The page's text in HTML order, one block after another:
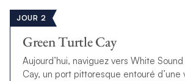
JOUR 2
Green Turtle Cay
Aujourd’hui, naviguez vers White
Cay, un port pittoresque entouré d’une